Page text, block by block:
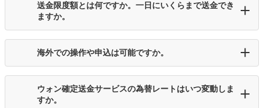
送金限度額とは何ですか。一日にいくらまで送金でき
ますか。
海外での操作や申込は可能ですか。
ウォン確定送金サービスの為替レートはいつ変動しま
すか。